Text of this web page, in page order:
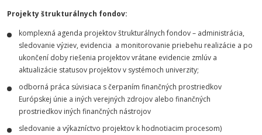
Projekty štrukturálnych fondov:
komplexná agenda projektov štrukturálnych fondov – administrácia,
sledovanie výziev, evidencia a monitorovanie priebehu realizácie a po
ukončení doby riešenia projektov vrátane evidencie zmlúv a
aktualizácie statusov projektov v systémoch univerzity;
odborná práca súvisiaca s čerpaním finančných prostriedkov
Európskej únie a iných verejných zdrojov alebo finančných
prostriedkov iných finančných nástrojov
sledovanie a výkazníctvo projektov k hodnotiacim procesom)